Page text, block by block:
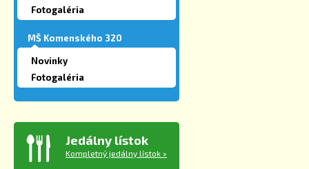
Fotogaléria
MŠ Komenského 320
Novinky
Fotogaléria
Jedálny lístok
Kompletný jedálny lístok »